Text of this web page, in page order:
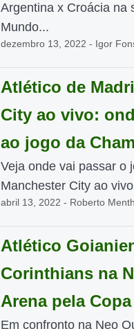
Argentina x Croácia na
Mundo...
dezembro 13, 2022 - Igor
Atlético de
City ao vivo:
ao jogo da
Veja onde vai passar o
Manchester City ao
abril 13, 2022 - Roberto
Atlético
Corinthians na
Arena pela
Em confronto na Neo